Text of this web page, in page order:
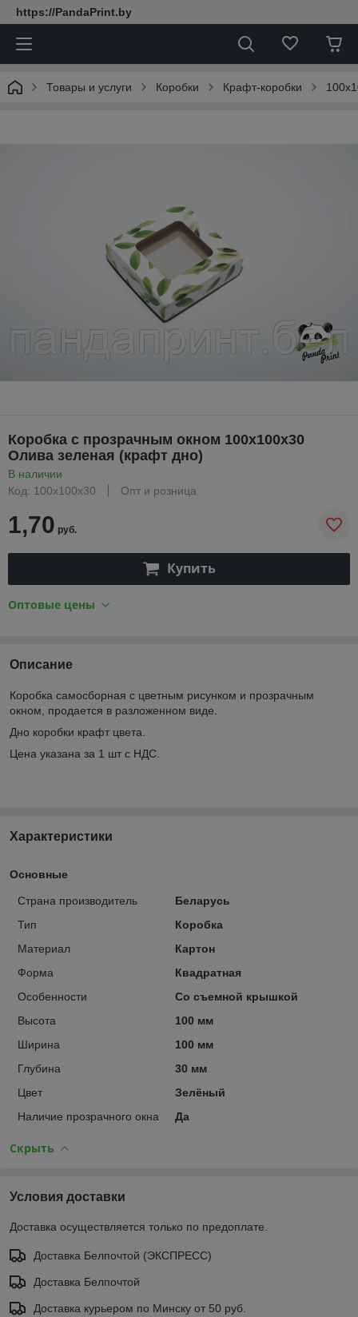
https://PandaPrint.by
Товары и услуги Коробки Крафт-коробки
Коробка с прозрачным окном 100х100х30
Олива зеленая (крафт дно)
В наличии
Код: 100х100х30
Опт и розница
1,70 руб.
Купить
Оптовые цены
Описание
Коробка самосборная с цветным рисунком и прозрачным
окном, продается в разложенном виде.
Дно коробки крафт цвета.
Цена указана за 1 шт с НДС.
Характеристики
Основные
Страна производитель
Беларусь
Тип
Коробка
Материал
Картон
Форма
Квадратная
Особенности
Со съемной крышкой
Высота
100 мм
Ширина
100 мм
Глубина
30 мм
Цвет
Зелёный
Наличие прозрачного окна
Да
Скрыть
Условия доставки
Доставка осуществляется только по предоплате.
Доставка Белпочтой (ЭКСПРЕСС)
Доставка Белпочтой
Доставка курьером по Минску от 50 руб.